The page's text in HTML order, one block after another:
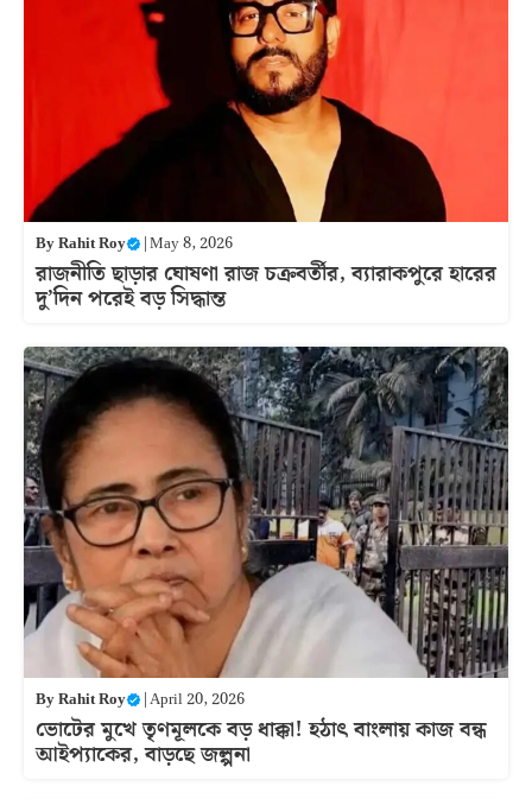
ByRahit Roy |May 8, 2026
রাজনীতি ছাড়ার ঘোষণা রাজ চক্রবর্তীর, ব্যারাকপুরে হারের
দু’দিন পরেই বড় সিদ্ধান্ত
ByRahit Roy |April 20, 2026
ভোটের মুখে তৃণমূলকে বড় ধাক্কা! হঠাৎ বাংলায় কাজ বন্ধ
আইপ্যাকের, বাড়ছে জল্পনা